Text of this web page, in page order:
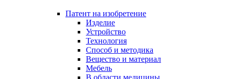
Патент на изобретение
Изделие
Устройство
Технология
Способ и методика
Вещество и материал
Мебель
В области медицины